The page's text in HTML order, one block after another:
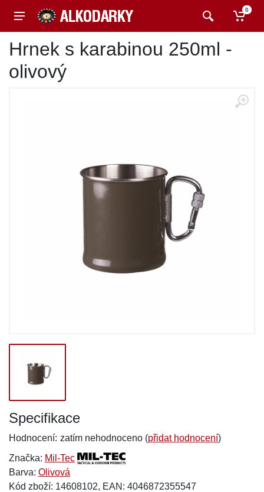
0
Hrnek s karabinou 250ml -
olivový
Specifikace
Hodnocení: zatím nehodnoceno (přidat hodnocení)
Značka: Mil-Tec
Barva: Olivová
Kód zboží: 14608102, EAN: 4046872355547